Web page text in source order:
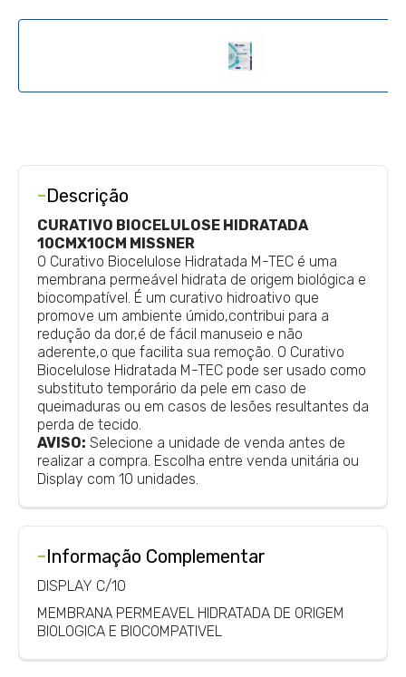
-Descrição
CURATIVO BIOCELULOSE HIDRATADA
10CMX10CM MISSNER
O Curativo Biocelulose Hidratada M-TEC é uma
membrana permeável hidrata de origem biológica e
biocompatível. É um curativo hidroativo que
promove um ambiente úmido,contribui para a
redução da dor,é de fácil manuseio e não
aderente,o que facilita sua remoção. O Curativo
Biocelulose Hidratada M-TEC pode ser usado como
substituto temporário da pele em caso de
queimaduras ou em casos de lesões resultantes da
perda de tecido.
AVISO: Selecione a unidade de venda antes de
realizar a compra. Escolha entre venda unitária ou
Display com 10 unidades.
-Informação Complementar
DISPLAY C/10
MEMBRANA PERMEAVEL HIDRATADA DE ORIGEM
BIOLOGICA E BIOCOMPATIVEL